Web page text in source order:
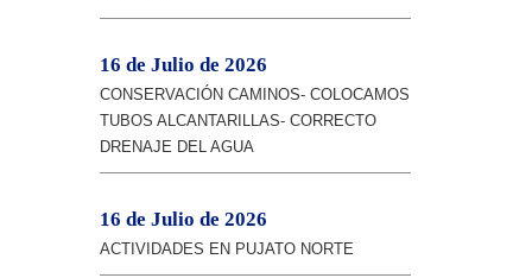
16 de Julio de 2026
CONSERVACIÓN CAMINOS- COLOCAMOS
TUBOS ALCANTARILLAS- CORRECTO
DRENAJE DEL AGUA
16 de Julio de 2026
ACTIVIDADES EN PUJATO NORTE